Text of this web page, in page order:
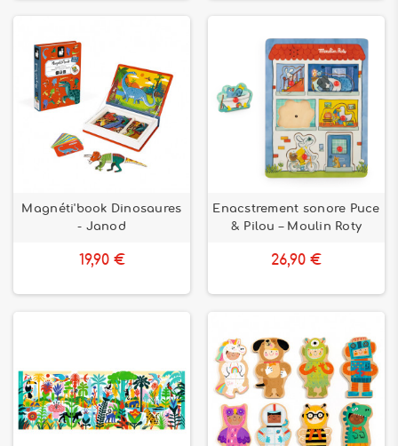
Magnéti'book Dinosaures
- Janod
19,90 €
Enacstrement sonore Puce
& Pilou – Moulin Roty
26,90 €